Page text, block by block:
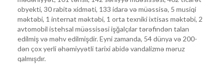
obyekti, 30 rabitə xidməti, 133 idarə və müəssisə, 5 musiqi
məktəbi, 1 internat məktəbi, 1 orta texniki ixtisas məktəbi, 2
avtomobil istehsal müəssisəsi işğalçılar tərəfindən talan
edilmiş və məhv edilmişdir. Eyni zamanda, 54 dünya və 200-
dən çox yerli əhəmiyyətli tarixi abidə vandalizmə məruz
qalmışdır.